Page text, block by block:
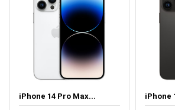
iPhone 14 Pro Max... iPhone